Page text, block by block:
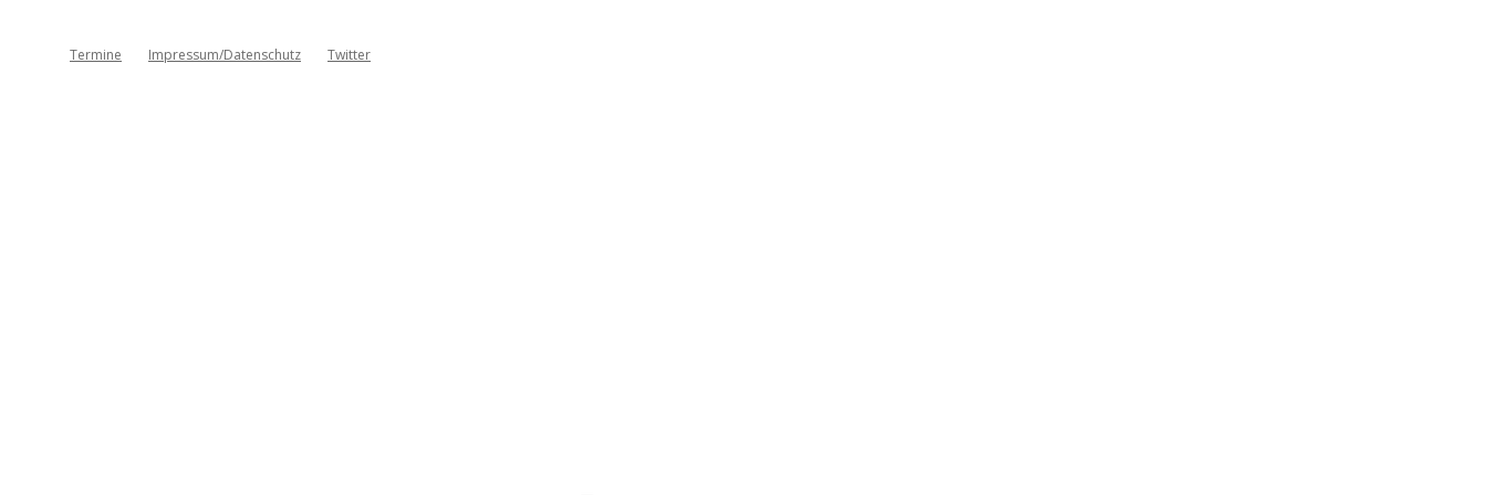
Termine Impressum/Datenschutz Twitter